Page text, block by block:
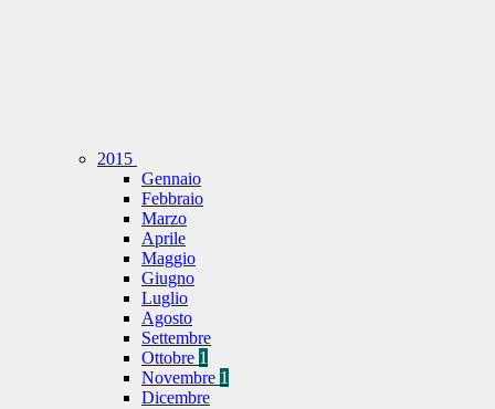
2015
Gennaio
Febbraio
Marzo
Aprile
Maggio
Giugno
Luglio
Agosto
Settembre
Ottobre 1
Novembre 1
Dicembre